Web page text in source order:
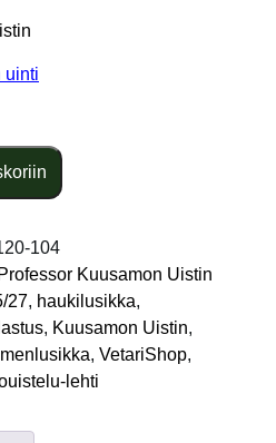
uinti
104
Professor Kuusamon Uistin
27, haukilusikka,
, Kuusamon Uistin,
, VetariShop,
lehti